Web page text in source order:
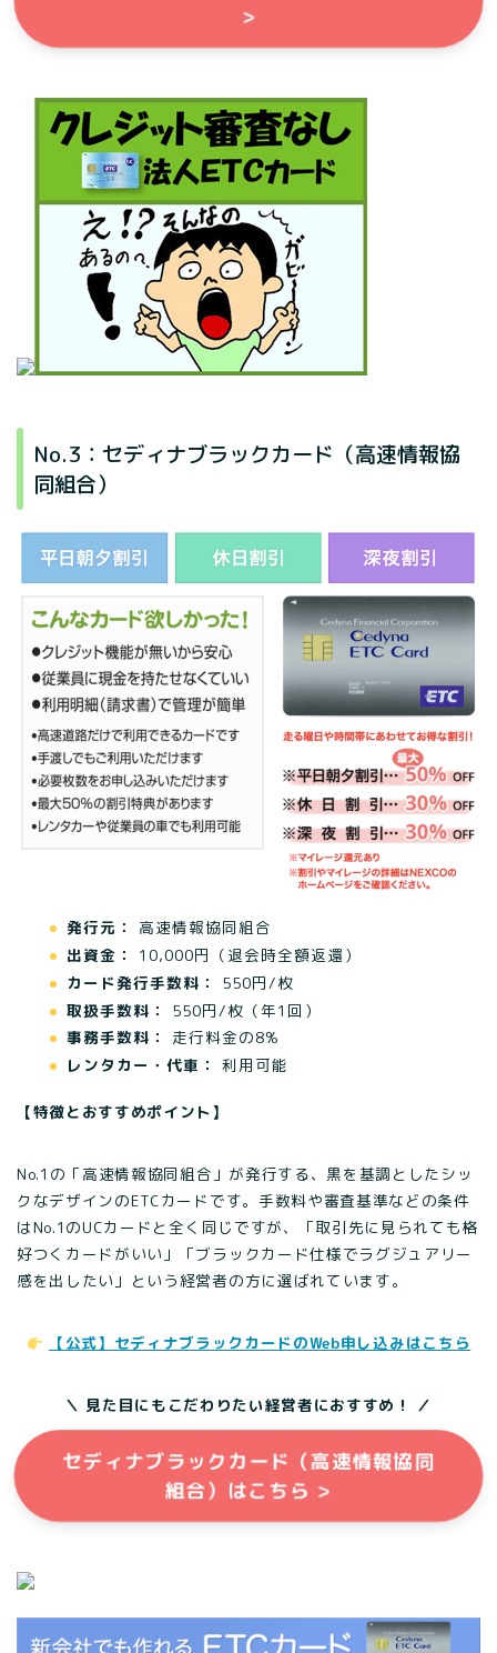
>
No.3：セディナブラックカード（高速情報協
同組合）
発行元：
高速情報協同組合
出資金：
10,000円（退会時全額返還）
カード発行手数料：
550円/枚
取扱手数料：
550円/枚（年1回）
事務手数料：
走行料金の8%
レンタカー・代車：
利用可能
【特徴とおすすめポイント】
No.1の「高速情報協同組合」が発行する、黒を基調としたシッ
クなデザインのETCカードです。手数料や審査基準などの条件
はNo.1のUCカードと全く同じですが、「取引先に見られても格
好つくカードがいい」「ブラックカード仕様でラグジュアリー
感を出したい」という経営者の方に選ばれています。
【公式】セディナブラックカードのWeb申し込みはこちら
＼ 見た目にもこだわりたい経営者におすすめ！ ／
セディナブラックカード（高速情報協同
組合）はこちら >